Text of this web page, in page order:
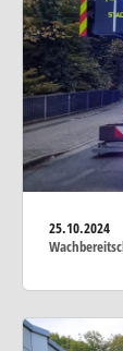
25.10.2024